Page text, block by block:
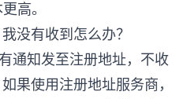
高。
没有收到怎么办？
通知发至注册地址，不收
果使用注册地址服务商，